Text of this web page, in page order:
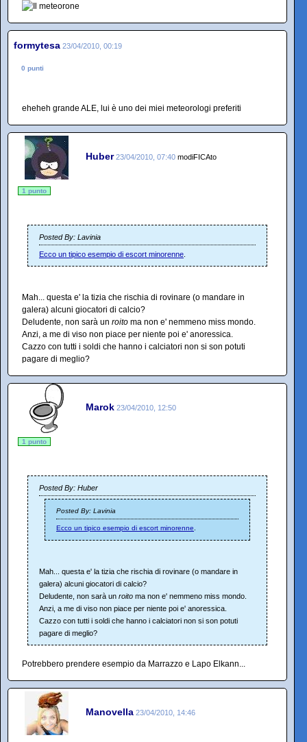
formytesa 23/04/2010, 00:19
0 punti
eheheh grande ALE, lui è uno dei miei meteorologi preferiti
Huber 23/04/2010, 07:40 modiFICAto
1 punto
Posted By: Lavinia
Ecco un tipico esempio di escort minorenne
Mah... questa e' la tizia che rischia di rovinare (o mandare in
galera) alcuni giocatori di calcio?
Deludente, non sarà un roito ma non e' nemmeno miss mondo.
Anzi, a me di viso non piace per niente poi e' anoressica.
Cazzo con tutti i soldi che hanno i calciatori non si son potuti
pagare di meglio?
Marok 23/04/2010, 12:50
1 punto
Posted By: Huber
Posted By: Lavinia
Ecco un tipico esempio di escort minorenne
Mah... questa e' la tizia che rischia di rovinare (o mandare in
galera) alcuni giocatori di calcio?
Deludente, non sarà un roito ma non e' nemmeno miss mondo.
Anzi, a me di viso non piace per niente poi e' anoressica.
Cazzo con tutti i soldi che hanno i calciatori non si son potuti
pagare di meglio?
Potrebbero prendere esempio da Marrazzo e Lapo Elkann...
Manovella 23/04/2010, 14:46